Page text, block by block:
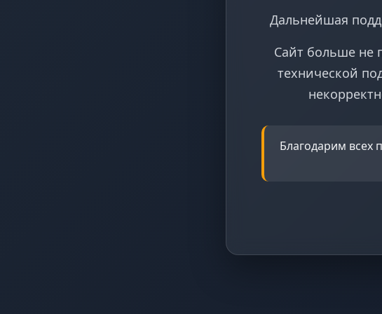
Дальнейшая
Сайт больше не
технической
Благодарим всех